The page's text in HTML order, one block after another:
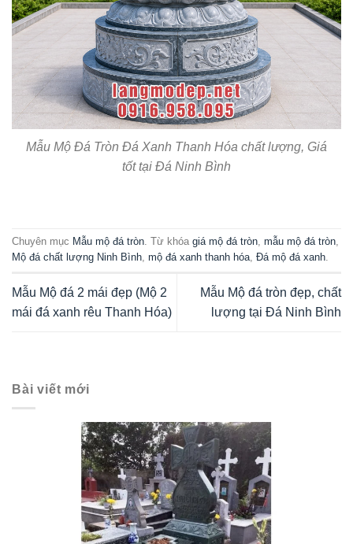
Mẫu Mộ Đá Tròn Đá Xanh Thanh Hóa chất lượng, Giá
tốt tại Đá Ninh Bình
Chuyên mục Mẫu mộ đá tròn. Từ khóa giá mộ đá tròn, mẫu mộ đá tròn,
Mộ đá chất lượng Ninh Bình, mộ đá xanh thanh hóa, Đá mộ đá xanh.
Mẫu Mộ đá 2 mái đẹp (Mộ 2
mái đá xanh rêu Thanh Hóa)
Mẫu Mộ đá tròn đẹp, chất
lượng tại Đá Ninh Bình
Bài viết mới